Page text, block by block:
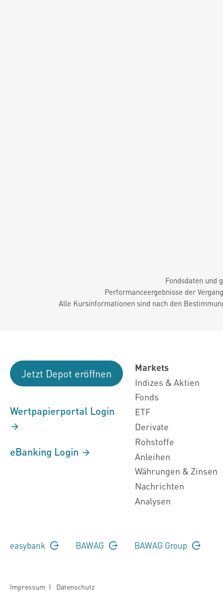
Fondsdaten und
Performanceergebnisse der
Alle Kursinformationen sind nach den
Jetzt Depot eröffnen
Wertpapierportal Login
eBanking Login
Markets
Indizes & Aktien
Fonds
ETF
Derivate
Rohstoffe
Anleihen
Währungen & Zinsen
Nachrichten
Analysen
easybank BAWAG BAWAG Group
Impressum | Datenschutz